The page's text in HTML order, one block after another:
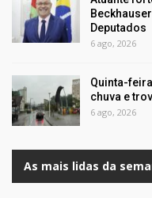
Deputados
6 ago, 2026
Quinta-
chuva e
6 ago, 2026
As mais lidas da